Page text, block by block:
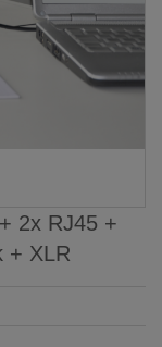
2x RJ45 +
+ XLR